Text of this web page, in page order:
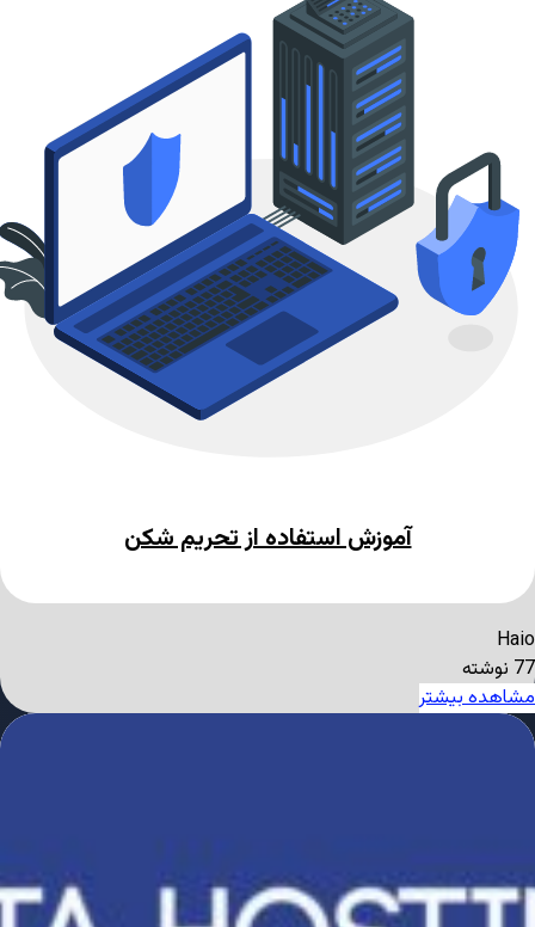
آموزش استفاده از تحریم شکن
Haio
77 نوشته
مشاهده بیشتر